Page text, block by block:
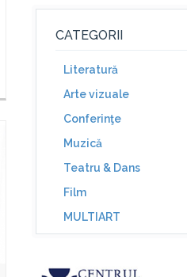
CATEGORII
Literatură
Arte vizuale
Conferinţe
Muzică
Teatru & Dans
Film
MULTIART